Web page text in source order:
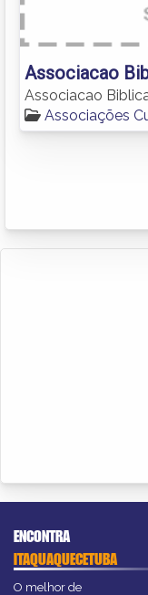
Associacao
Associacao
Associações
ENCONTRA
ITAQUAQUECETUBA
O melhor de